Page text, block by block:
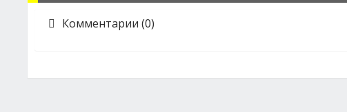
Комментарии (0)